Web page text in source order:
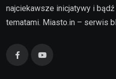
najciekawsze inicjatywy i
tematami. Miasto.in – serwis